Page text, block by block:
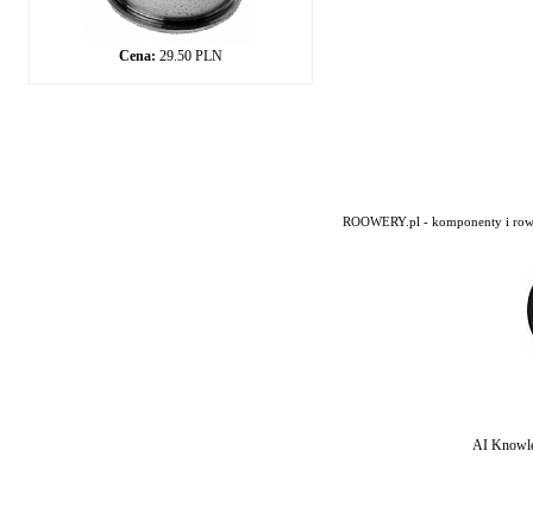
Cena: 29.50 PLN
ROOWERY.pl - komponenty i
AI